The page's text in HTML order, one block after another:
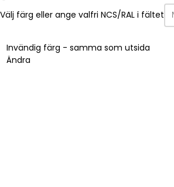
Välj färg eller ange valfri NCS/RAL i fältet
Invändig färg - samma som utsida
Ändra